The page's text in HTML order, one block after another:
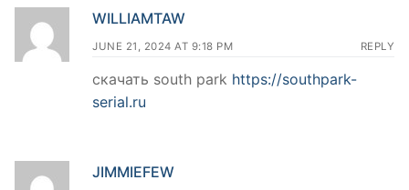
WILLIAMTAW
JUNE 21, 2024 AT 9:18 PM REPLY
скачать south park https://southpark-
serial.ru
JIMMIEFEW